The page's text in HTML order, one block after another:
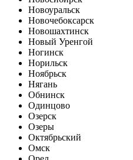
Новоуральск
Новочебоксарск
Новошахтинск
Новый Уренгой
Ногинск
Норильск
Ноябрьск
Нягань
Обнинск
Одинцово
Озерск
Озеры
Октябрьский
Омск